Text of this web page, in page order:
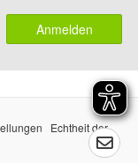
Anmelden
Echtheit der